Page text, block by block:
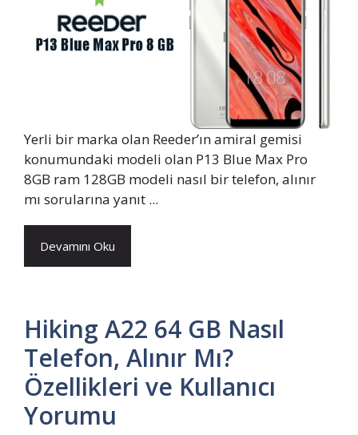
Yerli bir marka olan Reeder’ın amiral gemisi
konumundaki modeli olan P13 Blue Max Pro
8GB ram 128GB modeli nasıl bir telefon, alınır
mı sorularına yanıt ...
Devamını Oku
Hiking A22 64 GB Nasıl
Telefon, Alınır Mı?
Özellikleri ve Kullanıcı
Yorumu